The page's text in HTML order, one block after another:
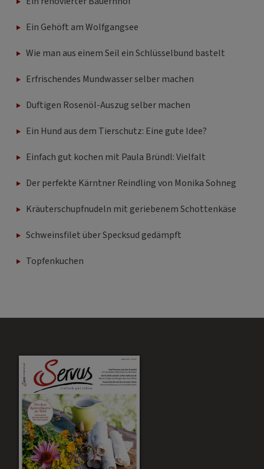
Ein Gehöft am Wolfgangsee
Wie man aus einem Seil ein Schlüsselbund bastelt
Erfrischendes Mundwasser selber machen
Duftigen Rosenöl-Auszug selber machen
Ein Hund aus dem Tierschutz: Eine gute Idee?
Einfach gut kochen mit Paula Bründl: Vielfalt
Der perfekte Kärntner Reindling von Monika Sohneg
Kräuterschupfnudeln mit geriebenem Schottenkäse
Schweinsfilet über Specksud gedämpft
Topfenkuchen